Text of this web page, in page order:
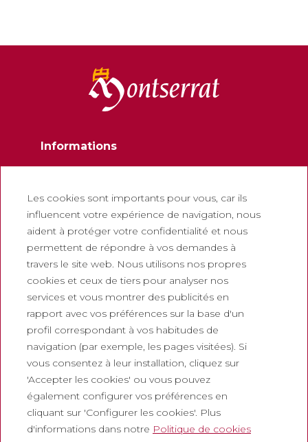
Informations
Newsletter
Travaillez avec nous
Foire aux questions
Billets touristiques
Politique de confidentialité
Politique de cookies
Politique des Réseaux Sociaux
Canal de signalement
Mentions légales
Entreprises
Les cookies sont importants pour vous, car ils
influencent votre expérience de navigation, nous
aident à protéger votre confidentialité et nous
permettent de répondre à vos demandes à
travers le site web. Nous utilisons nos propres
cookies et ceux de tiers pour analyser nos
services et vous montrer des publicités en
rapport avec vos préférences sur la base d'un
profil correspondant à vos habitudes de
navigation (par exemple, les pages visitées). Si
vous consentez à leur installation, cliquez sur
'Accepter les cookies' ou vous pouvez
également configurer vos préférences en
cliquant sur 'Configurer les cookies'. Plus
d'informations dans notre Politique de cookies